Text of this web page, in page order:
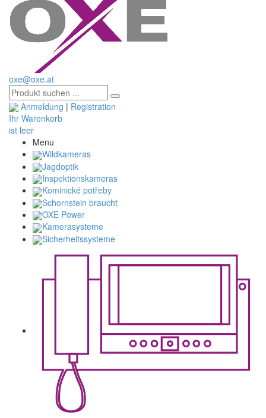
oxe@oxe.at
Anmeldung | Registration
Ihr Warenkorb
ist leer
Menu
Wildkameras
Jagdoptik
Inspektionskameras
Kominické potřeby
Schornstein braucht
OXE Power
Kamerasysteme
Sicherheitssysteme